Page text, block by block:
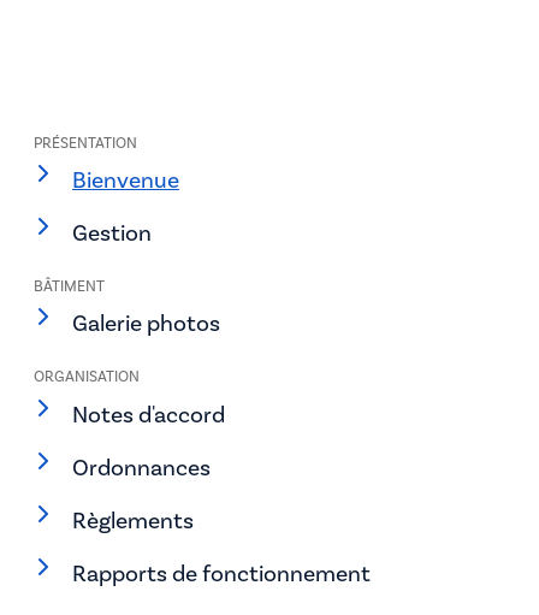
PRÉSENTATION
Bienvenue
Gestion
BÂTIMENT
Galerie photos
ORGANISATION
Notes d'accord
Ordonnances
Règlements
Rapports de fonctionnement